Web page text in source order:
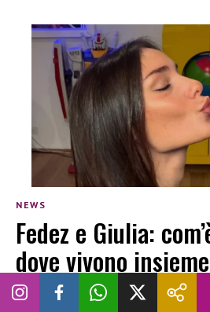
NEWS
Fedez e Giulia:
dove vivono insieme
CHIARA NAVA 26 GIUGNO 2026